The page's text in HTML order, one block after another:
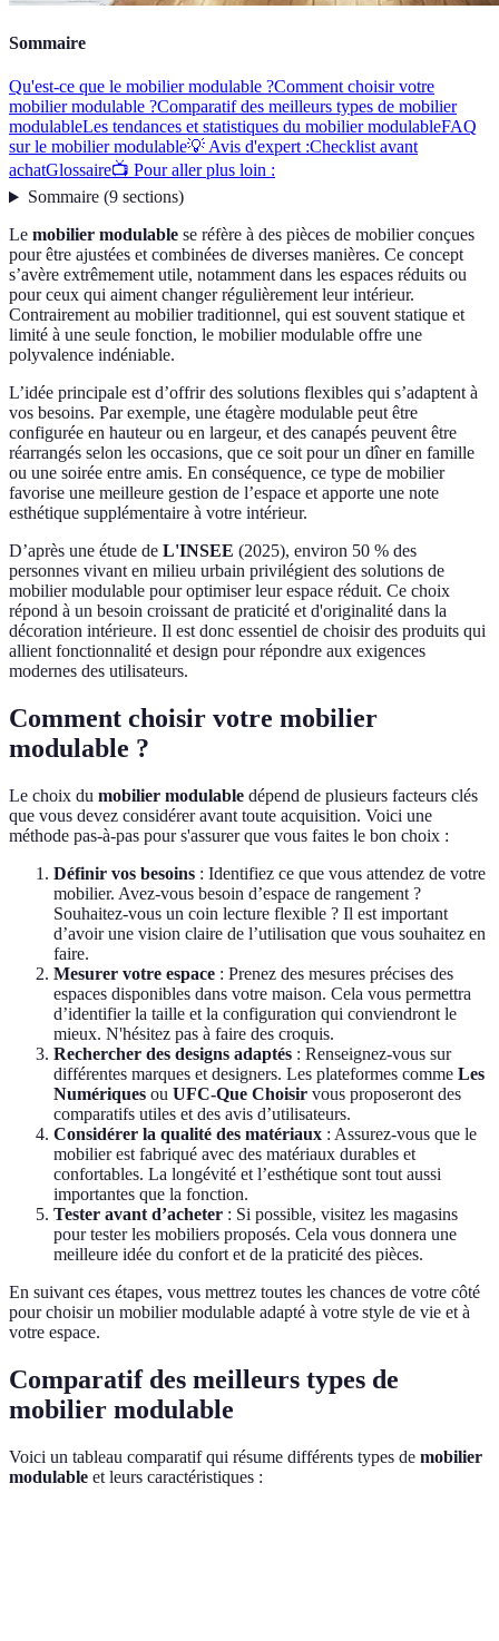
Sommaire
Qu'est-ce que le mobilier modulable ?Comment choisir votre
mobilier modulable ?Comparatif des meilleurs types de mobilier
modulableLes tendances et statistiques du mobilier modulableFAQ
sur le mobilier modulable💡 Avis d'expert :Checklist avant
achatGlossaire📺 Pour aller plus loin :
Sommaire(9 sections)
Le mobilier modulable se réfère à des pièces de mobilier conçues
pour être ajustées et combinées de diverses manières. Ce concept
s’avère extrêmement utile, notamment dans les espaces réduits ou
pour ceux qui aiment changer régulièrement leur intérieur.
Contrairement au mobilier traditionnel, qui est souvent statique et
limité à une seule fonction, le mobilier modulable offre une
polyvalence indéniable.
L’idée principale est d’offrir des solutions flexibles qui s’adaptent à
vos besoins. Par exemple, une étagère modulable peut être
configurée en hauteur ou en largeur, et des canapés peuvent être
réarrangés selon les occasions, que ce soit pour un dîner en famille
ou une soirée entre amis. En conséquence, ce type de mobilier
favorise une meilleure gestion de l’espace et apporte une note
esthétique supplémentaire à votre intérieur.
D’après une étude de L'INSEE (2025), environ 50 % des
personnes vivant en milieu urbain privilégient des solutions de
mobilier modulable pour optimiser leur espace réduit. Ce choix
répond à un besoin croissant de praticité et d'originalité dans la
décoration intérieure. Il est donc essentiel de choisir des produits qui
allient fonctionnalité et design pour répondre aux exigences
modernes des utilisateurs.
Comment choisir votre mobilier
modulable ?
Le choix du mobilier modulable dépend de plusieurs facteurs clés
que vous devez considérer avant toute acquisition. Voici une
méthode pas-à-pas pour s'assurer que vous faites le bon choix :
Définir vos besoins : Identifiez ce que vous attendez de votre
mobilier. Avez-vous besoin d’espace de rangement ?
Souhaitez-vous un coin lecture flexible ? Il est important
d’avoir une vision claire de l’utilisation que vous souhaitez en
faire.
Mesurer votre espace : Prenez des mesures précises des
espaces disponibles dans votre maison. Cela vous permettra
d’identifier la taille et la configuration qui conviendront le
mieux. N'hésitez pas à faire des croquis.
Rechercher des designs adaptés : Renseignez-vous sur
différentes marques et designers. Les plateformes comme Les
Numériques ou UFC-Que Choisir vous proposeront des
comparatifs utiles et des avis d’utilisateurs.
Considérer la qualité des matériaux : Assurez-vous que le
mobilier est fabriqué avec des matériaux durables et
confortables. La longévité et l’esthétique sont tout aussi
importantes que la fonction.
Tester avant d’acheter : Si possible, visitez les magasins
pour tester les mobiliers proposés. Cela vous donnera une
meilleure idée du confort et de la praticité des pièces.
En suivant ces étapes, vous mettrez toutes les chances de votre côté
pour choisir un mobilier modulable adapté à votre style de vie et à
votre espace.
Comparatif des meilleurs types de
mobilier modulable
Voici un tableau comparatif qui résume différents types de mobilier
modulable et leurs caractéristiques :